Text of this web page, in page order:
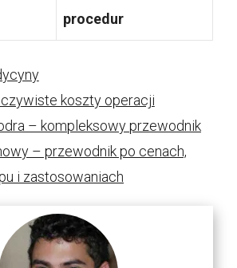
procedur
koszty operacji
– kompleksowy przewodnik
– przewodnik po cenach,
i zastosowaniach